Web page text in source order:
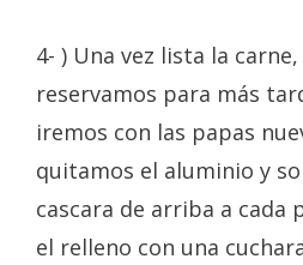
4- ) Una vez lista la
reservamos para más
iremos con las papas
quitamos el aluminio y
cascara de arriba a cada
el relleno con una